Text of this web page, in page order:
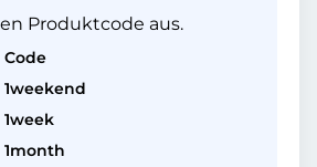
Produktcode aus.
Code
1weekend
1week
1month